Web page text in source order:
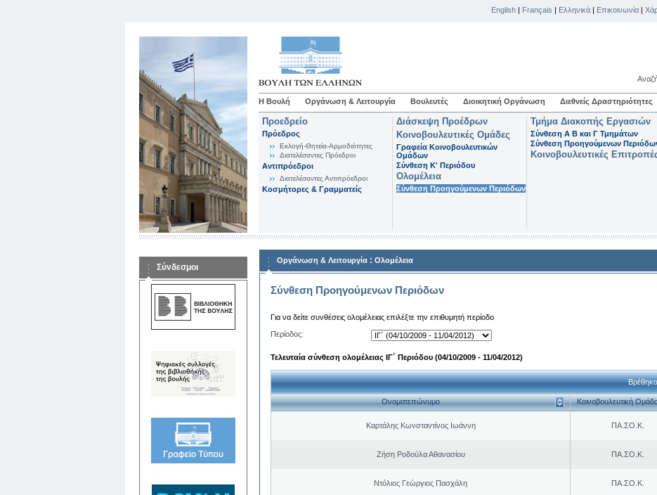
English | Français | Ελληνικά | Επικοινωνία |
Η Βουλή Οργάνωση & Λειτουργία Βουλευτές Διοικητική Οργάνωση Διεθνείς Δραστηριότητες
Προεδρείο
Πρόεδρος
Εκλογή-Θητεία-Αρμοδιότητες
Διατελέσαντες Πρόεδροι
Αντιπρόεδροι
Διατελέσαντες Αντιπρόεδροι
Κοσμήτορες & Γραμματείς
Διάσκεψη Προέδρων
Κοινοβουλευτικές Ομάδες
Γραφεία Κοινοβουλευτικών
Ομάδων
Σύνθεση K' Περιόδου
Ολομέλεια
Σύνθεση Προηγούμενων Περιόδων
Τμήμα Διακοπής Εργασιών
Σύνθεση Α Β και Γ Τμημάτων
Σύνθεση Προηγούμενων
Κοινοβουλευτικές
Σύνδεσμοι
Οργάνωση & Λειτουργία : Ολομέλεια
Σύνθεση Προηγούμενων Περιόδων
Για να δείτε συνθέσεις ολομέλειας επιλέξτε την επιθυμητή περίοδο
Περίοδος:
Τελευταία σύνθεση ολομέλειας ΙΓ΄ Περιόδου (04/10/2009 - 11/04/2012)
Ονοματεπώνυμο Κοινοβουλευτική
Καρτάλης Κωνσταντίνος Ιωάννη ΠΑ.ΣΟ.Κ.
Ζήση Ροδούλα Αθανασίου ΠΑ.ΣΟ.Κ.
Ντόλιος Γεώργιος Πασχάλη ΠΑ.ΣΟ.Κ.